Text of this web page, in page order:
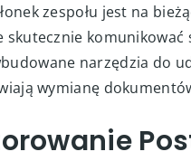
zespołu jest na
skutecznie komunikować
narzędzia do
wymianę